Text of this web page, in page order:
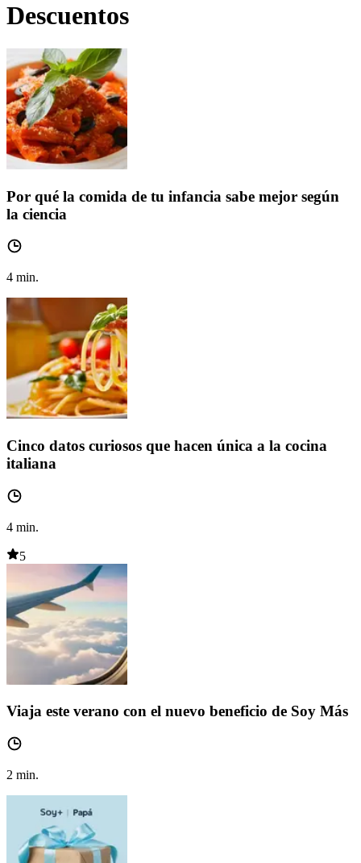
Descuentos
Por qué la comida de tu infancia sabe mejor según
la ciencia
4 min.
Cinco datos curiosos que hacen única a la cocina
italiana
4 min.
5
Viaja este verano con el nuevo beneficio de Soy Más
2 min.